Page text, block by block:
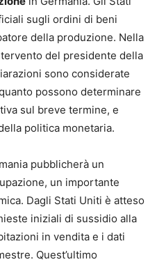
sugli ordini di beni
della produzione. Nella
del presidente della
sono considerate
possono determinare
sul breve termine, e
politica monetaria.
pubblicherà un
un importante
Dagli Stati Uniti è atteso
iniziali di sussidio alla
in vendita e i dati
Quest’ultimo